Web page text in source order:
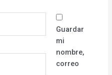
Guardar
mi
nombre,
correo